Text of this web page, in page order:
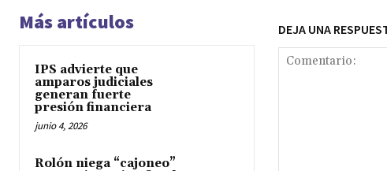
Más artículos
IPS advierte que
amparos judiciales
generan fuerte
presión financiera
junio 4, 2026
Rolón niega “cajoneo”
DEJA UNA